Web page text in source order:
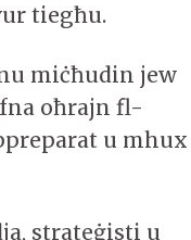
tiegħu.
miċħudin jew
oħrajn fl-
u mhux
strateġisti u